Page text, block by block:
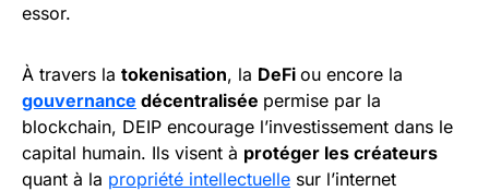
essor.
À travers la tokenisation, la DeFi ou encore la
gouvernance décentralisée permise par la
blockchain, DEIP encourage l’investissement dans le
capital humain. Ils visent à protéger les créateurs
quant à la propriété intellectuelle sur l’internet